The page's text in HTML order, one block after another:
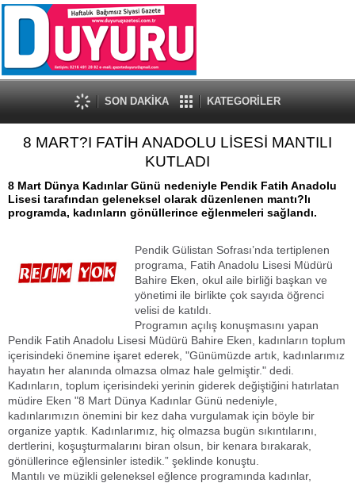
SON DAKİKA KATEGORİLER
8 MART?I FATİH ANADOLU LİSESİ MANTILI
KUTLADI
8 Mart Dünya Kadınlar Günü nedeniyle Pendik Fatih Anadolu
Lisesi tarafından geleneksel olarak düzenlenen mantı?lı
programda, kadınların gönüllerince eğlenmeleri sağlandı.
Pendik Gülistan Sofrası’nda tertiplenen
programa, Fatih Anadolu Lisesi Müdürü
Bahire Eken, okul aile birliği başkan ve
yönetimi ile birlikte çok sayıda öğrenci
velisi de katıldı.
Programın açılış konuşmasını yapan
Pendik Fatih Anadolu Lisesi Müdürü Bahire Eken, kadınların toplum
içerisindeki önemine işaret ederek, "Günümüzde artık, kadınlarımız
hayatın her alanında olmazsa olmaz hale gelmiştir." dedi.
Kadınların, toplum içerisindeki yerinin giderek değiştiğini hatırlatan
müdire Eken "8 Mart Dünya Kadınlar Günü nedeniyle,
kadınlarımızın önemini bir kez daha vurgulamak için böyle bir
organize yaptık. Kadınlarımız, hiç olmazsa bugün sıkıntılarını,
dertlerini, koşuşturmalarını biran olsun, bir kenara bırakarak,
gönüllerince eğlensinler istedik.” şeklinde konuştu.
Mantılı ve müzikli geleneksel eğlence programında kadınlar,